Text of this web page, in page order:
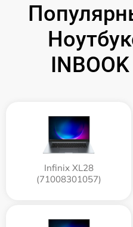
Infinix XL28
(71008301057)